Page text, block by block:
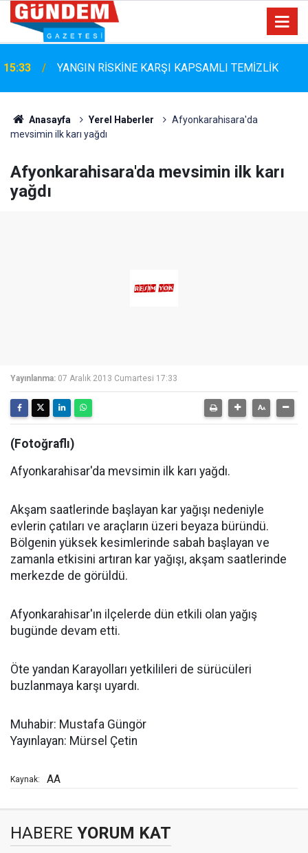
15:06
Marmaris Belediyespor'da Altyapıya Güçlü Takviye:
Mustafa Çolakoğlu ile Sözleşme İmzalandı
Anasayfa Yerel Haberler
Afyonkarahisara'da
mevsimin ilk karı yağdı
Afyonkarahisara'da mevsimin ilk karı
yağdı
Yayınlanma: 07 Aralık 2013 Cumartesi 17:33
(Fotoğraflı)
Afyonkarahisar'da mevsimin ilk karı yağdı.
Akşam saatlerinde başlayan kar yağışı nedeniyle
evlerin çatıları ve araçların üzeri beyaza büründü.
Bölgenin yüksek kesimlerinde sabah başlayan ve
zamanla etkisini artıran kar yağışı, akşam saatlerinde
merkezde de görüldü.
Afyonkarahisar'ın ilçelerde dün etkili olan yağış
bugünde devam etti.
Öte yandan Karayolları yetkilileri de sürücüleri
buzlanmaya karşı uyardı.
Muhabir: Mustafa Güngör
Yayınlayan: Mürsel Çetin
Kaynak: AA
HABERE YORUM KAT